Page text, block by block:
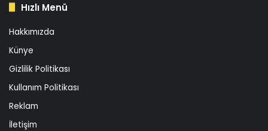
Hızlı Menü
Hakkımızda
Künye
Gizlilik Politikası
Kullanım Politikası
Reklam
İletişim